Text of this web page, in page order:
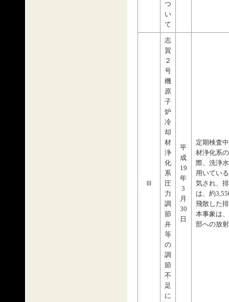
つ
い
て
志
賀
２
号
機
原
子
炉
冷
却
材
浄
化
系
圧
力
調
節
弁
等
の
調
節
不
足
に
平
成
19
年
3
月
30
日
定期検査
材浄化系
際、洗浄
用いてい
気され、
は、約
飛散した
本事象は
部への放